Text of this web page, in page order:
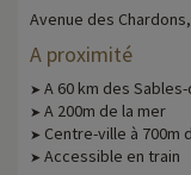
Avenue des Chardons,
A proximité
➤ A 60 km des
➤ A 200m de la mer
➤ Centre-ville à 700m
➤ Accessible en train